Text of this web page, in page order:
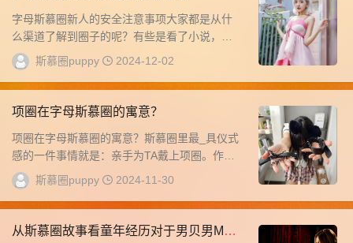
字母斯慕圈新人的安全注意事项大家都是从什
么渠道了解到圈子的呢？有些是看了小说，有
些是通过网文，有些是看小-电影，还有些是通
过密友...
斯慕圈puppy 2024-12-02
项圈在字母斯慕圈的寓意？
项圈在字母斯慕圈的寓意？斯慕圈里最_具仪式
感的一件事情就是：亲手为TA戴上项圈。作为
圈子里的老司机，你拥有的第一件道具除了鞭
子，...
斯慕圈puppy 2024-11-30
从斯慕圈故事看童年经历对于男贝男M心